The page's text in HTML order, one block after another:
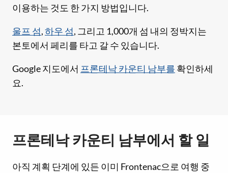
이용하는 것도 한 가지 방법입니다.
울프 섬,하우 섬, 그리고 1,000개 섬 내의 정박지는
본토에서 페리를 타고 갈 수 있습니다.
Google 지도에서 프론테낙 카운티 남부를 확인하세
요.
프론테낙 카운티 남부에서 할 일
아직 계획 단계에 있든 이미 Frontenac으로 여행 중